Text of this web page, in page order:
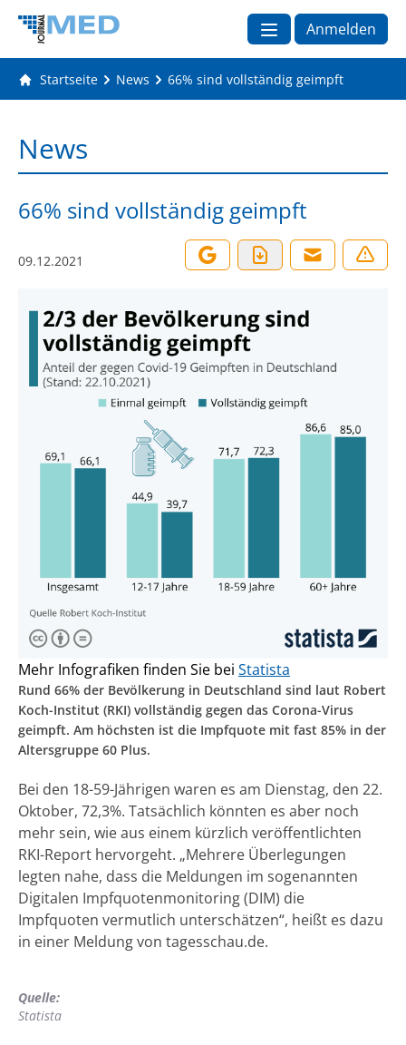
Anmelden
Startseite News 66% sind vollständig geimpft
News
66% sind vollständig geimpft
09.12.2021
Mehr Infografiken finden Sie bei Statista
Rund 66% der Bevölkerung in Deutschland sind laut Robert
Koch-Institut (RKI) vollständig gegen das Corona-Virus
geimpft. Am höchsten ist die Impfquote mit fast 85% in der
Altersgruppe 60 Plus.
Bei den 18-59-Jährigen waren es am Dienstag, den 22.
Oktober, 72,3%. Tatsächlich könnten es aber noch
mehr sein, wie aus einem kürzlich veröffentlichten
RKI-Report hervorgeht. „Mehrere Überlegungen
legten nahe, dass die Meldungen im sogenannten
Digitalen Impfquotenmonitoring (DIM) die
Impfquoten vermutlich unterschätzen“, heißt es dazu
in einer Meldung von tagesschau.de.
Quelle:
Statista